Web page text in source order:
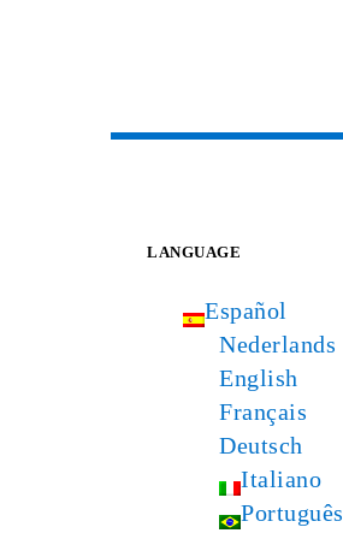
LANGUAGE
Español
Nederlands
English
Français
Deutsch
Italiano
Português